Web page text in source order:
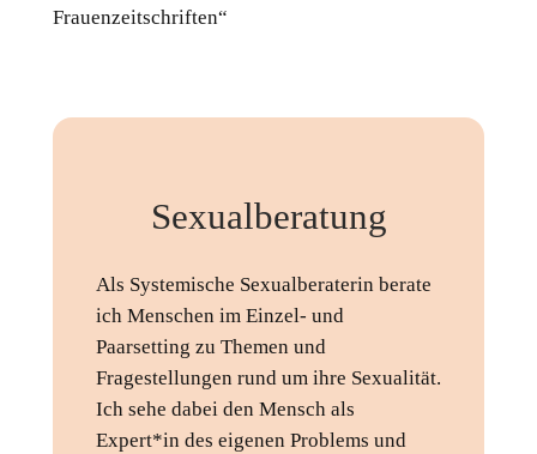
Frauenzeitschriften“
Sexualberatung
Als Systemische Sexualberaterin berate
ich Menschen im Einzel- und
Paarsetting zu Themen und
Fragestellungen rund um ihre Sexualität.
Ich sehe dabei den Mensch als
Expert*in des eigenen Problems und